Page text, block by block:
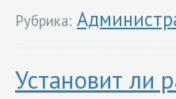
Рубрика:
Установит ли